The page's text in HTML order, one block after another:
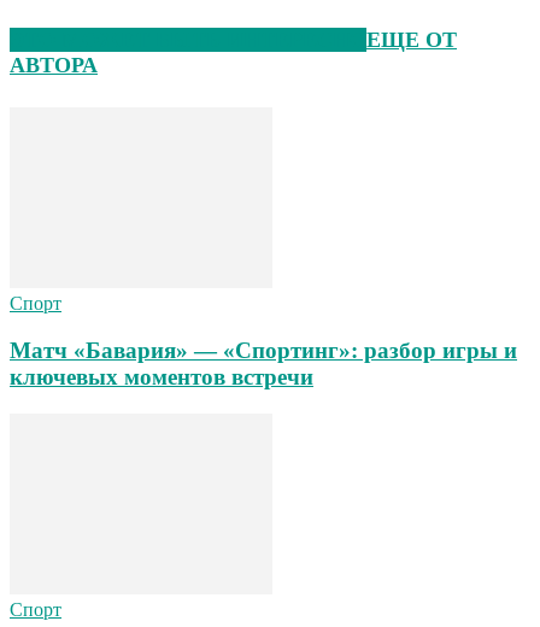
ЕЩЕ ОТ
АВТОРА
Спорт
Матч «Бавария» — «Спортинг»: разбор игры и
ключевых моментов встречи
Спорт